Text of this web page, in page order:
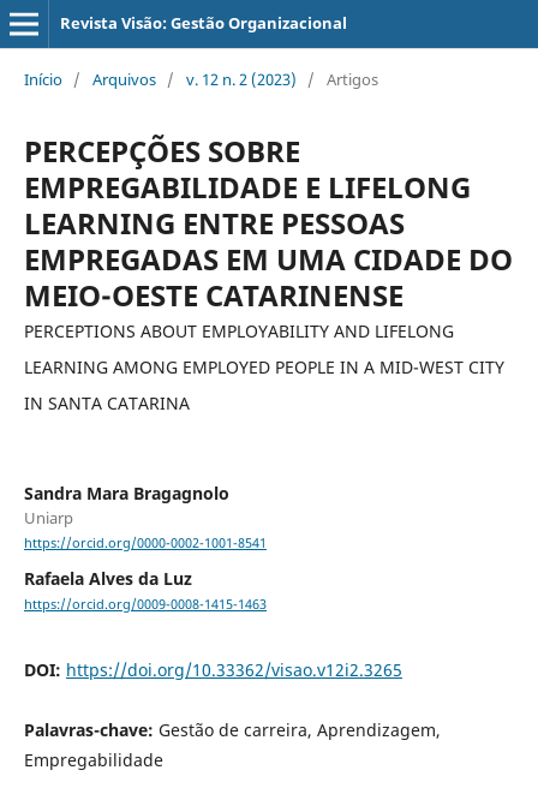
Revista Visão: Gestão Organizacional
Início / Arquivos / v. 12 n. 2 (2023) / Artigos
PERCEPÇÕES SOBRE
EMPREGABILIDADE E LIFELONG
LEARNING ENTRE PESSOAS
EMPREGADAS EM UMA CIDADE DO
MEIO-OESTE CATARINENSE
PERCEPTIONS ABOUT EMPLOYABILITY AND LIFELONG
LEARNING AMONG EMPLOYED PEOPLE IN A MID-WEST CITY
IN SANTA CATARINA
Sandra Mara Bragagnolo
Uniarp
https://orcid.org/0000-0002-1001-8541
Rafaela Alves da Luz
https://orcid.org/0009-0008-1415-1463
DOI: https://doi.org/10.33362/visao.v12i2.3265
Palavras-chave: Gestão de carreira, Aprendizagem,
Empregabilidade